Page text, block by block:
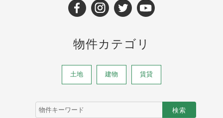
物件カテゴリ
土地 建物 賃貸
物
件